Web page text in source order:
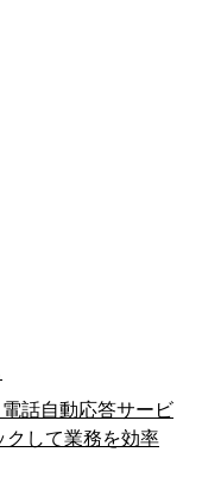
話自動応答サービ
クして業務を効率